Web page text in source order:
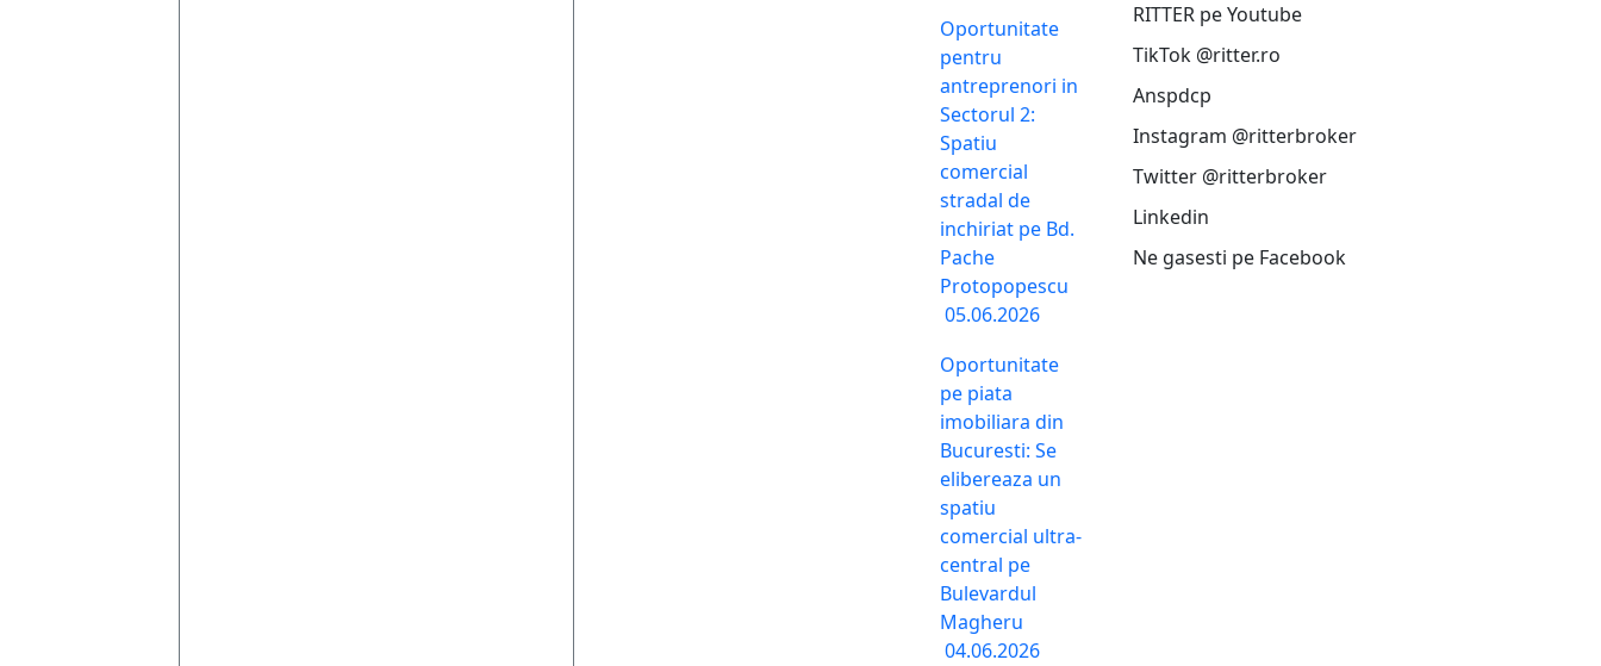
Oportunitate
pentru
antreprenori in
Sectorul 2:
Spatiu
comercial
stradal de
inchiriat pe Bd.
Pache
Protopopescu
05.06.2026
Oportunitate
pe piata
imobiliara din
Bucuresti: Se
elibereaza un
spatiu
comercial ultra-
central pe
Bulevardul
Magheru
04.06.2026
RITTER pe Youtube
TikTok @ritter.ro
Anspdcp
Instagram @ritterbroker
Twitter @ritterbroker
Linkedin
Ne gasesti pe Facebook